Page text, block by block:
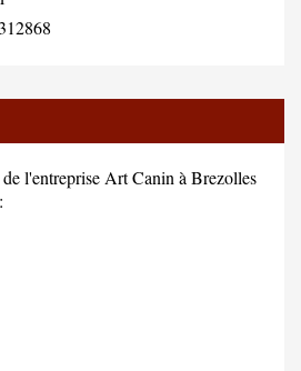
l'entreprise Art Canin à Brezolles